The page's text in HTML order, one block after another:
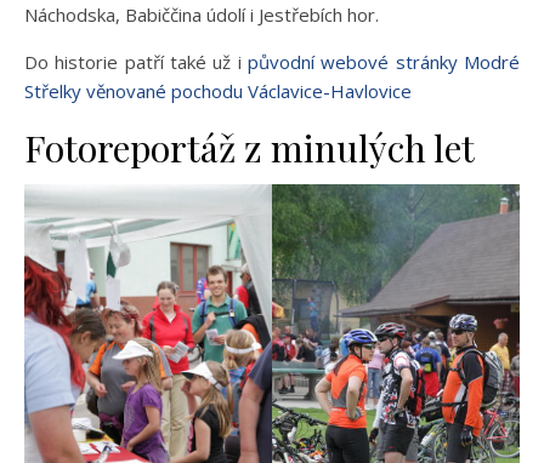
Náchodska, Babiččina údolí i Jestřebích hor.
Do historie patří také už i původní webové stránky Modré
Střelky věnované pochodu Václavice-Havlovice
Fotoreportáž z minulých let